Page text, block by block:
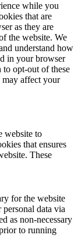
while you
that are
as they are
the website. We
understand how
in your browser
opt-out of these
may affect your
website to
that ensures
These
for the website
data via
as non-necessary
to running